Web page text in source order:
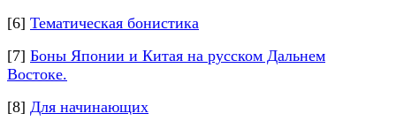
[6] Тематическая бонистика
[7] Боны Японии и Китая на русском Дальнем
Востоке.
[8] Для начинающих